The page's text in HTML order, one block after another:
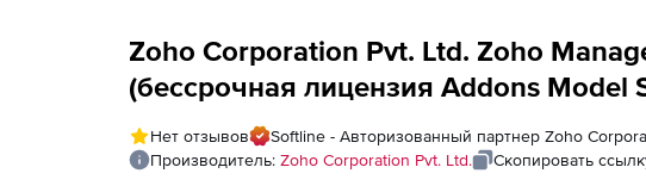
Zoho Corporation Pvt. Ltd. Zoho
(бессрочная лицензия Addons Model
HighPerf - More than 100 Interfaces
Нет отзывов
Softline - Авторизованный партнер Zoho
Производитель: Zoho Corporation Pvt. Ltd. Скопировать